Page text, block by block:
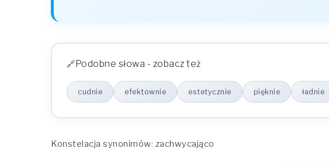
Podobne słowa - zobacz też
cudnie efektownie estetycznie pięknie ładnie
Konstelacja synonimów: zachwycająco